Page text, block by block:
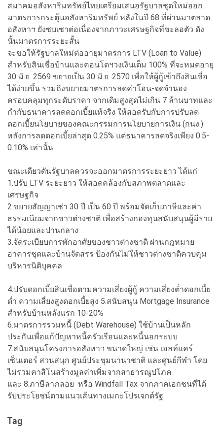
สมาคมอสังหาริมทรัพย์ไทยเตรียมเสนอรัฐบาลชุดใหม่ออก
มาตรการกระตุ้นอสังหาริมทรัพย์ หลังในปี 68 ที่ผ่านมาตลาด
อสังหาฯ ยังซบเซาต่อเนื่องจากภาวะเศรษฐกิจที่ชะลอตัว ดัง
นั้นมาตรการระยะสั้น
จะขอให้รัฐบาลใหม่ต่ออายุมาตรการ LTV (Loan to Value)
สำหรับสินเชื่อบ้านและคอนโดฯวงเงินเต็ม 100% ที่จะหมดอายุ
30 มิ.ย. 2569 ขยายเป็น 30 มิ.ย. 2570 เพื่อให้ผู้กู้เข้าถึงสินเชื่อ
ได้ง่ายขึ้น รวมถึงขยายมาตรการลดค่าโอน-จดจำนอง
ครอบคลุมทุกระดับราคา จากเดิมสูงสุดไม่เกิน 7 ล้านบาทและ
กำกับธนาคารลดดอกเบี้ยแท้จริง ให้สอดรับกับการปรับลด
ดอกเบี้ยนโยบายของคณะกรรมการนโยบายการเงิน (กนง.)
หลังการลดดอกเบี้ยล่าสุด 0.25% แต่ธนาคารลดจริงเพียง 0.5-
0.10% เท่านั้น
ขณะเดียวดันรัฐบาลควรจะออกมาตรการระยะยาว ได้แก่
1.ปรับ LTV ระยะยาว ให้สอดคล้องกับสภาพตลาดและ
เศรษฐกิจ
2.ขยายสัญญาเช่า 30 ปี เป็น 60 ปี พร้อมจัดเก็บภาษีและค่า
ธรรมเนียมจากชาวต่างชาติ เพื่อสร้างกองทุนสนับสนุนผู้มีราย
ได้น้อยและปานกลาง
3.จัดระเบียบการพักอาศัยของชาวต่างชาติ ผ่านกฎหมาย
อาคารชุดและบ้านจัดสรร ป้องกันไม่ให้ชาวต่างชาติควบคุม
บริหารนิติบุคคล
4.ปรับดอกเบี้ยสินเชื่อตามความเสี่ยงผู้กู้ ความเสี่ยงต่ำดอกเบี้ย
ต่ำ ความเสี่ยงสูงดอกเบี้ยสูง 5.สนับสนุน Mortgage Insurance
สำหรับบ้านหลังแรก 10-20%
6.มาตรการรวมหนี้ (Debt Warehouse) ใช้บ้านเป็นหลัก
ประกันเพื่อแก้ปัญหาหนี้ครัวเรือนและหนี้นอกระบบ
7.สนับสนุนโครงการอสังหาฯ ขนาดใหญ่ เช่น เฮลท์แคร์
เซ็นเตอร์ สวนสนุก ศูนย์ประชุมนานาชาติ และศูนย์กีฬา โดย
ไม่รวมคาสิโนสร้างมูลค่าเพิ่มจากสาธารณูปโภค
และ 8.ภาษีลาภลอย หรือ Windfall Tax จากภาคเอกชนที่ได้
รับประโยชน์ตามแนวเส้นทางเมกะโปรเจกต์รัฐ
Tag